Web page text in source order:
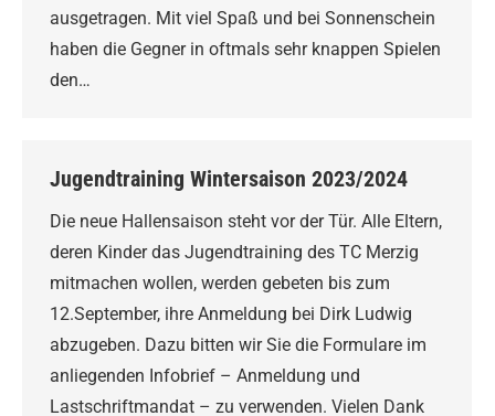
ausgetragen. Mit viel Spaß und bei Sonnenschein
haben die Gegner in oftmals sehr knappen Spielen
den…
Jugendtraining Wintersaison 2023/2024
Die neue Hallensaison steht vor der Tür. Alle Eltern,
deren Kinder das Jugendtraining des TC Merzig
mitmachen wollen, werden gebeten bis zum
12.September, ihre Anmeldung bei Dirk Ludwig
abzugeben. Dazu bitten wir Sie die Formulare im
anliegenden Infobrief – Anmeldung und
Lastschriftmandat – zu verwenden. Vielen Dank